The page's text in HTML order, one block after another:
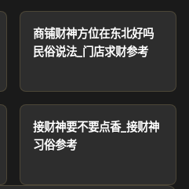
商铺财神方位在东北好吗
民俗说法_门店求财参考
接财神要不要点香_接财神
习俗参考